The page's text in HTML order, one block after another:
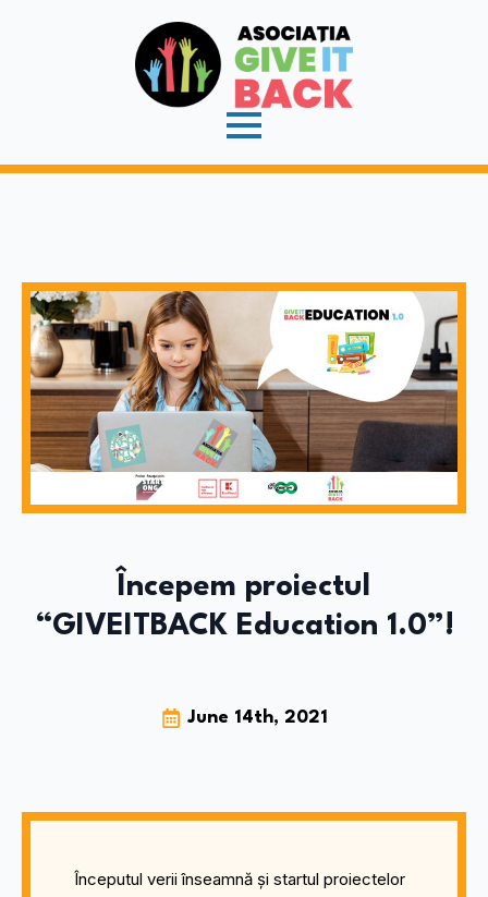
Începem proiectul
“GIVEITBACK Education 1.0”!
June 14th, 2021
Începutul verii înseamnă și startul proiectelor